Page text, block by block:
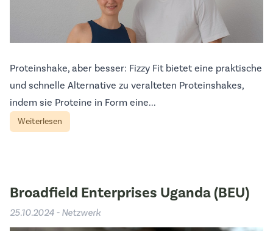
Proteinshake, aber besser: Fizzy Fit bietet eine praktische
und schnelle Alternative zu veralteten Proteinshakes,
indem sie Proteine in Form eine...
Weiterlesen
Broadfield Enterprises Uganda (BEU)
25.10.2024 - Netzwerk